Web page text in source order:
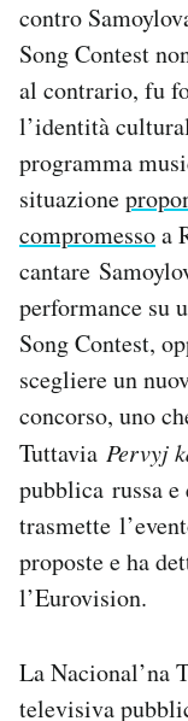
contro
Song Contest
al contrario, fu
l’identità
programma
situazione
compromessoa
cantare
performance su
Song Contest,
scegliere un
concorso, uno
Tuttavia Pervyj
pubblica russa e
trasmette
proposte e ha
l’Eurovision.
La Nacional’na
televisiva